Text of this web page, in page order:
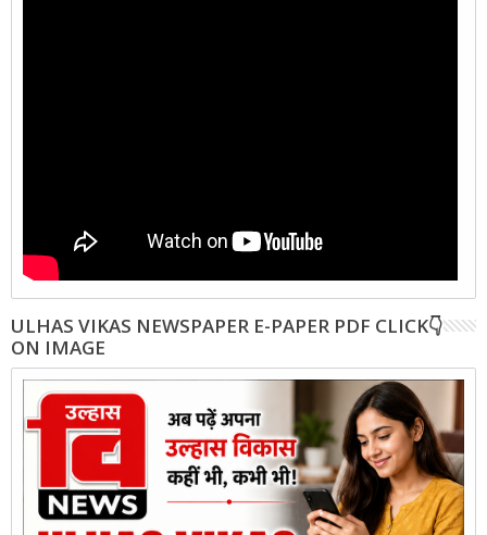
ULHAS VIKAS NEWSPAPER E-PAPER PDF CLICK👇
ON IMAGE